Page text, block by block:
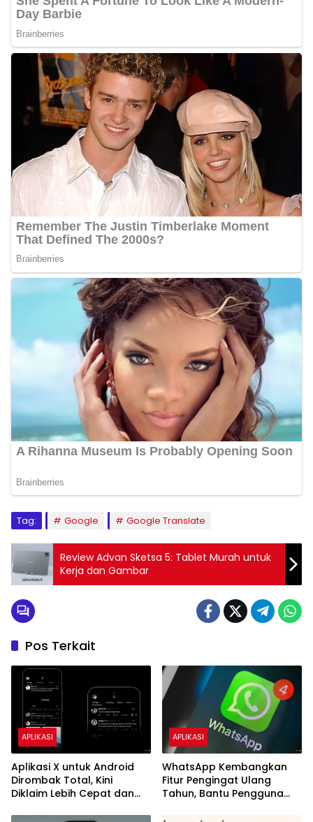
Tag: Google Google Translate
Review Advan Sketsa 5: Tablet Murah untuk
Kerja dan Gambar
Pos Terkait
APLIKASI
Aplikasi X untuk Android
Dirombak Total, Kini
Diklaim Lebih Cepat dan
APLIKASI
WhatsApp Kembangkan
Fitur Pengingat Ulang
Tahun, Bantu Pengguna